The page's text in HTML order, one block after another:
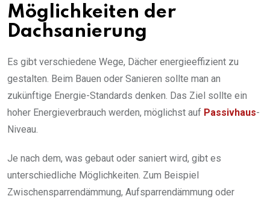
Möglichkeiten der
Dachsanierung
Es gibt verschiedene Wege, Dächer energieeffizient zu
gestalten. Beim Bauen oder Sanieren sollte man an
zukünftige Energie-Standards denken. Das Ziel sollte ein
hoher Energieverbrauch werden, möglichst auf Passivhaus-
Niveau.
Je nach dem, was gebaut oder saniert wird, gibt es
unterschiedliche Möglichkeiten. Zum Beispiel
Zwischensparrendämmung, Aufsparrendämmung oder